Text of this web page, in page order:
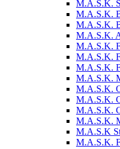
M.A.S.K.
M.A.S.K.
M.A.S.K.
M.A.S.K.
M.A.S.K.
M.A.S.K.
M.A.S.K.
M.A.S.K.
M.A.S.K.
M.A.S.K.
M.A.S.K.
M.A.S.K.
M.A.S.K
M.A.S.K.